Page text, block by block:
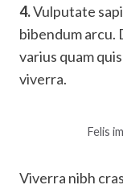
4.Vulputate
bibendum arcu.
varius quam
viverra.
Felis
Viverra nibh